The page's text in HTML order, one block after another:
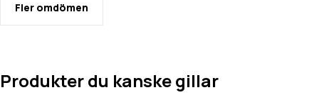
Fler omdömen
Produkter du kanske gillar